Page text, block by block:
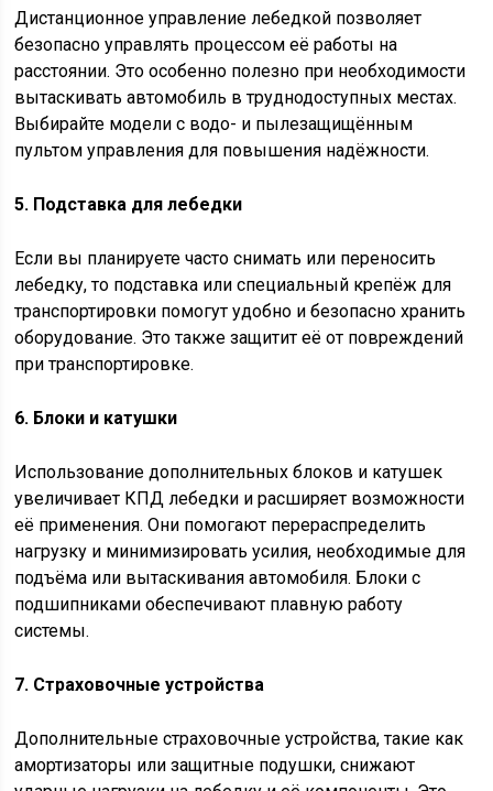
Дистанционное управление лебедкой позволяет
безопасно управлять процессом её работы на
расстоянии. Это особенно полезно при необходимости
вытаскивать автомобиль в труднодоступных местах.
Выбирайте модели с водо- и пылезащищённым
пультом управления для повышения надёжности.
5. Подставка для лебедки
Если вы планируете часто снимать или переносить
лебедку, то подставка или специальный крепёж для
транспортировки помогут удобно и безопасно хранить
оборудование. Это также защитит её от повреждений
при транспортировке.
6. Блоки и катушки
Использование дополнительных блоков и катушек
увеличивает КПД лебедки и расширяет возможности
её применения. Они помогают перераспределить
нагрузку и минимизировать усилия, необходимые для
подъёма или вытаскивания автомобиля. Блоки с
подшипниками обеспечивают плавную работу
системы.
7. Страховочные устройства
Дополнительные страховочные устройства, такие как
амортизаторы или защитные подушки, снижают